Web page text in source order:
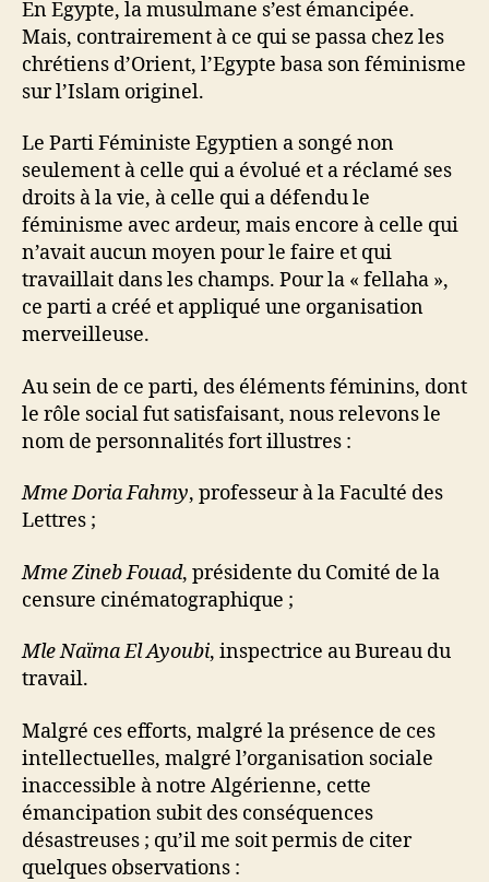
En Egypte, la musulmane s’est émancipée.
Mais, contrairement à ce qui se passa chez les
chrétiens d’Orient, l’Egypte basa son féminisme
sur l’Islam originel.
Le Parti Féministe Egyptien a songé non
seulement à celle qui a évolué et a réclamé ses
droits à la vie, à celle qui a défendu le
féminisme avec ardeur, mais encore à celle qui
n’avait aucun moyen pour le faire et qui
travaillait dans les champs. Pour la « fellaha »,
ce parti a créé et appliqué une organisation
merveilleuse.
Au sein de ce parti, des éléments féminins, dont
le rôle social fut satisfaisant, nous relevons le
nom de personnalités fort illustres :
Mme Doria Fahmy, professeur à la Faculté des
Lettres ;
Mme Zineb Fouad, présidente du Comité de la
censure cinématographique ;
Mle Naïma El Ayoubi, inspectrice au Bureau du
travail.
Malgré ces efforts, malgré la présence de ces
intellectuelles, malgré l’organisation sociale
inaccessible à notre Algérienne, cette
émancipation subit des conséquences
désastreuses ; qu’il me soit permis de citer
quelques observations :